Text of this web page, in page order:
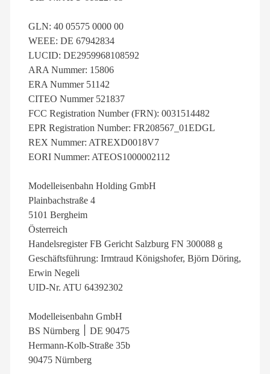
GLN: 40 05575 0000 00
WEEE: DE 67942834
LUCID: DE2959968108592
ARA Nummer: 15806
ERA Nummer 51142
CITEO Nummer 521837
FCC Registration Number (FRN): 0031514482
EPR Registration Number: FR208567_01EDGL
REX Nummer: ATREXD0018V7
EORI Nummer: ATEOS1000002112
Modelleisenbahn Holding GmbH
Plainbachstraße 4
5101 Bergheim
Österreich
Handelsregister FB Gericht Salzburg FN 300088 g
Geschäftsführung: Irmtraud Königshofer, Björn Döring,
Erwin Negeli
UID-Nr. ATU 64392302
Modelleisenbahn GmbH
BS Nürnberg ׀ DE 90475
Hermann-Kolb-Straße 35b
90475 Nürnberg